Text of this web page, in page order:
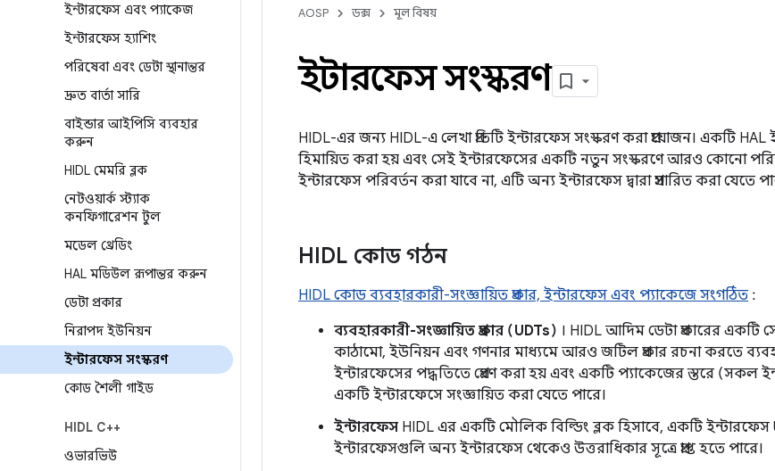
ইন্টারফেস এবং প্যাকেজ
ইন্টারফেস হ্যাশিং
পরিষেবা এবং ডেটা স্থানান্তর
দ্রুত বার্তা সারি
বাইন্ডার আইপিসি ব্যবহার
করুন
HIDL মেমরি ব্লক
নেটওয়ার্ক স্ট্যাক
কনফিগারেশন টুল
মডেল থ্রেডিং
HAL মডিউল রূপান্তর করুন
ডেটা প্রকার
নিরাপদ ইউনিয়ন
ইন্টারফেস সংস্করণ
কোড শৈলী গাইড
HIDL C++
ওভারভিউ
AOSP ডক্স মূল বিষয়
ইন্টারফেস সংস্করণ
HIDL-এর জন্য HIDL-এ লেখা প্রতিটি ইন্টারফেস সংস্করণ করা প্রয়োজন। একটি HAL
হিমায়িত করা হয় এবং সেই ইন্টারফেসের একটি নতুন সংস্করণে আরও কোনো
ইন্টারফেস পরিবর্তন করা যাবে না, এটি অন্য ইন্টারফেস দ্বারা প্রসারিত করা যেতে
HIDL কোড গঠন
HIDL কোড ব্যবহারকারী-সংজ্ঞায়িত প্রকার, ইন্টারফেস এবং প্যাকেজে সংগঠিত :
ব্যবহারকারী-সংজ্ঞায়িত প্রকার (UDTs) । HIDL আদিম ডেটা প্রকারের একটি
কাঠামো, ইউনিয়ন এবং গণনার মাধ্যমে আরও জটিল প্রকার রচনা করতে
ইন্টারফেসের পদ্ধতিতে প্রেরণ করা হয় এবং একটি প্যাকেজের স্তরে (সকল
একটি ইন্টারফেসে সংজ্ঞায়িত করা যেতে পারে।
ইন্টারফেস HIDL এর একটি মৌলিক বিল্ডিং ব্লক হিসাবে, একটি ইন্টারফেস
ইন্টারফেসগুলি অন্য ইন্টারফেস থেকেও উত্তরাধিকার সূত্রে প্রাপ্ত হতে পারে।